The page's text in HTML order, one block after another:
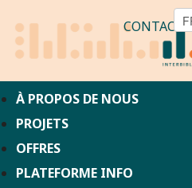
CONTACT
À PROPOS DE NOUS
PROJETS
OFFRES
PLATEFORME INFO